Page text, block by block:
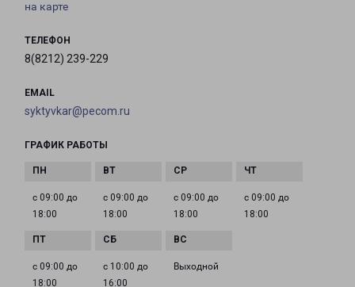
на карте
ТЕЛЕФОН
8(8212) 239-229
EMAIL
syktyvkar@pecom.ru
ГРАФИК РАБОТЫ
с 09:00 до
18:00
с 09:00 до
18:00
с 09:00 до
18:00
с 09:00 до
18:00
с 09:00 до
18:00
с 10:00 до
16:00
Выходной